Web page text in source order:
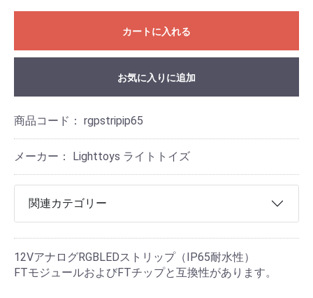
カートに入れる
お気に入りに追加
商品コード： rgpstripip65
メーカー： Lighttoys ライトトイズ
関連カテゴリー
12VアナログRGBLEDストリップ（IP65耐水性）
FTモジュールおよびFTチップと互換性があります。